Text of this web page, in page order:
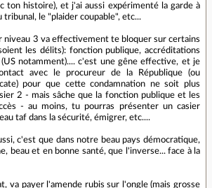
ton histoire), et j'ai aussi expérimenté la garde à
tribunal, le "plaider coupable", etc...
niveau 3 va effectivement te bloquer sur certains
les délits): fonction publique, accréditations
notamment).... c'est une gêne effective, et je
avec le procureur de la République (ou
pour que cette condamnation ne soit plus
2 - mais sâche que la fonction publique et les
- au moins, tu pourras présenter un casier
taf dans la sécurité, émigrer, etc....
c'est que dans notre beau pays démocratique,
beau et en bonne santé, que l'inverse... face à la
va payer l'amende rubis sur l'ongle (mais grosse